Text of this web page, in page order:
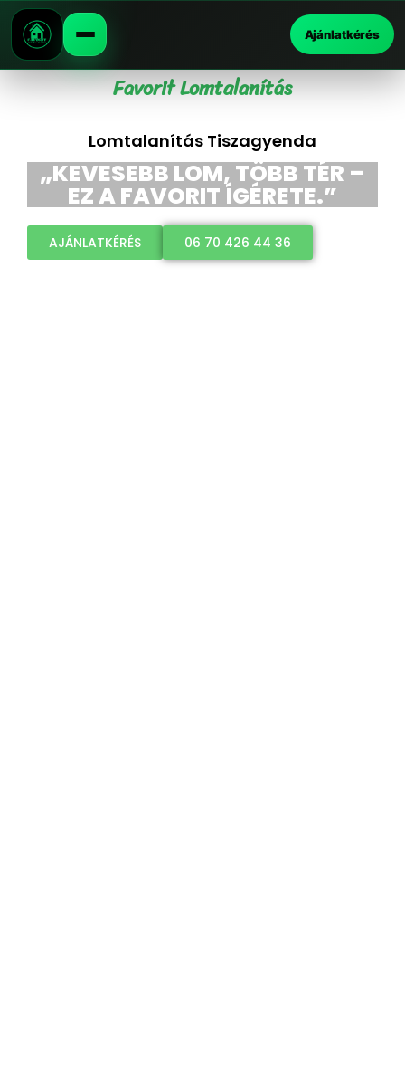
Ajánlatkérés
Favorit Lomtalanítás
Lomtalanítás Tiszagyenda
„KEVESEBB LOM, TÖBB TÉR –
EZ A FAVORIT ÍGÉRETE.”
AJÁNLATKÉRÉS 06 70 426 44 36